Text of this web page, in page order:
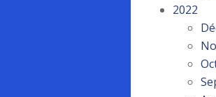
2022